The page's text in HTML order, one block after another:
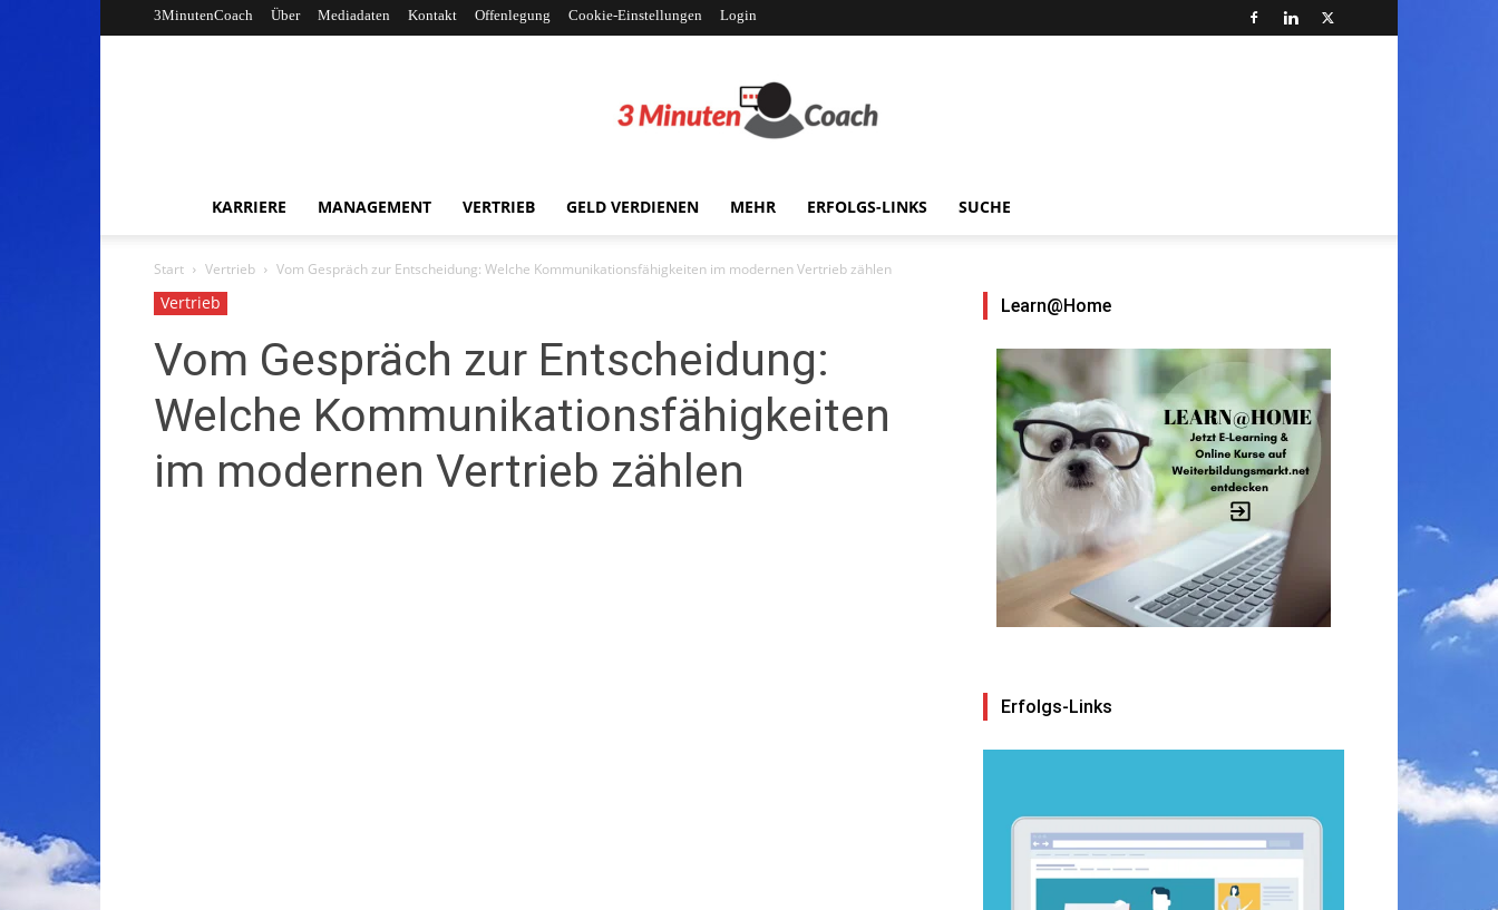
3MinutenCoach Über Mediadaten Kontakt Offenlegung Cookie-Einstellungen Login
KARRIERE MANAGEMENT VERTRIEB GELD VERDIENEN MEHR ERFOLGS-LINKS SUCHE
Start Vertrieb Vom Gespräch zur Entscheidung: Welche Kommunikationsfähigkeiten im modernen Vertrieb zählen
Vertrieb
Vom Gespräch zur Entscheidung:
Welche Kommunikationsfähigkeiten
im modernen Vertrieb zählen
Learn@Home
Erfolgs-Links